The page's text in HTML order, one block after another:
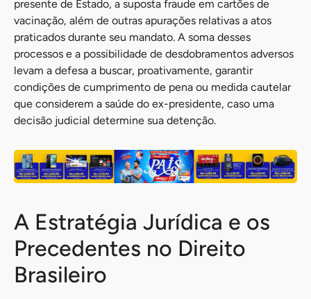
presente de Estado, a suposta fraude em cartões de
vacinação, além de outras apurações relativas a atos
praticados durante seu mandato. A soma desses
processos e a possibilidade de desdobramentos adversos
levam a defesa a buscar, proativamente, garantir
condições de cumprimento de pena ou medida cautelar
que considerem a saúde do ex-presidente, caso uma
decisão judicial determine sua detenção.
A Estratégia Jurídica e os
Precedentes no Direito
Brasileiro